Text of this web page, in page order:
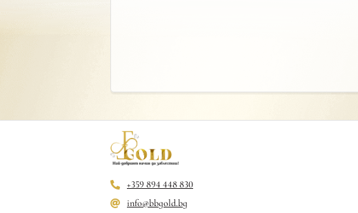
+359 894 448 830
info@bbgold.bg